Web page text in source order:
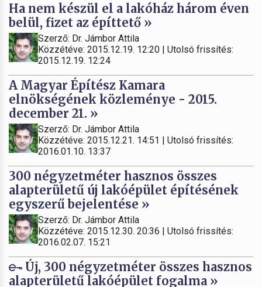
Ha nem készül el a lakóház három éven
belül, fizet az építtető »
Szerző: Dr. Jámbor Attila
Közzétéve: 2015.12.19. 12:20 | Utolsó frissítés:
2015.12.19. 12:24
A Magyar Építész Kamara
elnökségének közleménye - 2015.
december 21. »
Szerző: Dr. Jámbor Attila
Közzétéve: 2015.12.21. 14:51 | Utolsó frissítés:
2016.01.10. 13:37
300 négyzetméter hasznos összes
alapterületű új lakóépület építésének
egyszerű bejelentése »
Szerző: Dr. Jámbor Attila
Közzétéve: 2015.12.30. 20:36 | Utolsó frissítés:
2016.02.07. 15:21
Új, 300 négyzetméter összes hasznos
alapterületű lakóépület fogalma »